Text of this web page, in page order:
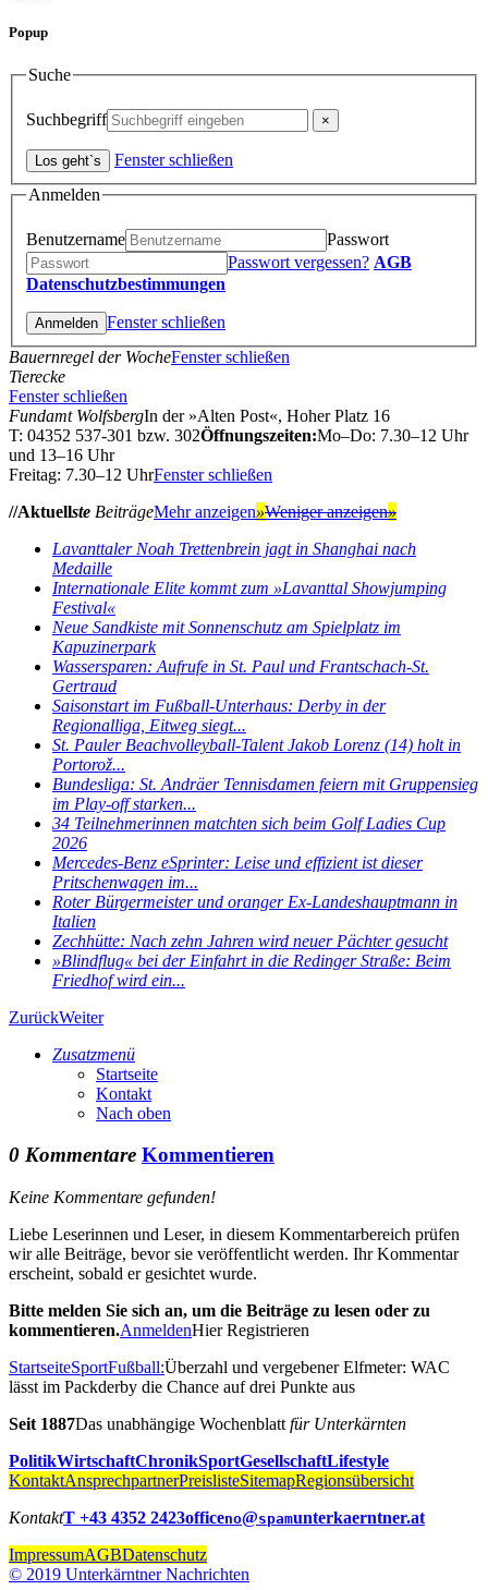
Popup
Suche
Suchbegriff
Fenster schließen
Anmelden
Benutzername
Passwort
Passwort vergessen? AGB
Datenschutzbestimmungen
Fenster schließen
Bauernregel der WocheFenster schließen
Tierecke
Fenster schließen
Fundamt WolfsbergIn der »Alten Post«, Hoher Platz 16
T: 04352 537-301 bzw. 302Öffnungszeiten:Mo–Do: 7.30–12 Uhr
und 13–16 Uhr
Freitag: 7.30–12 UhrFenster schließen
//Aktuellste BeiträgeMehr anzeigen»Weniger anzeigen»
Lavanttaler Noah Trettenbrein jagt in Shanghai nach
Medaille
Internationale Elite kommt zum »Lavanttal Showjumping
Festival«
Neue Sandkiste mit Sonnenschutz am Spielplatz im
Kapuzinerpark
Wassersparen: Aufrufe in St. Paul und Frantschach-St.
Gertraud
Saisonstart im Fußball-Unterhaus: Derby in der
Regionalliga, Eitweg siegt...
St. Pauler Beachvolleyball-Talent Jakob Lorenz (14) holt in
Portorož...
Bundesliga: St. Andräer Tennisdamen feiern mit Gruppensieg
im Play-off starken...
34 Teilnehmerinnen matchten sich beim Golf Ladies Cup
2026
Mercedes-Benz eSprinter: Leise und effizient ist dieser
Pritschenwagen im...
Roter Bürgermeister und oranger Ex-Landeshauptmann in
Italien
Zechhütte: Nach zehn Jahren wird neuer Pächter gesucht
»Blindflug« bei der Einfahrt in die Redinger Straße: Beim
Friedhof wird ein...
ZurückWeiter
Zusatzmenü
Startseite
Kontakt
Nach oben
0 Kommentare Kommentieren
Keine Kommentare gefunden!
Liebe Leserinnen und Leser, in diesem Kommentarbereich prüfen
wir alle Beiträge, bevor sie veröffentlicht werden. Ihr Kommentar
erscheint, sobald er gesichtet wurde.
Bitte melden Sie sich an, um die Beiträge zu lesen oder zu
kommentieren.AnmeldenHier Registrieren
StartseiteSportFußball:Überzahl und vergebener Elfmeter: WAC
lässt im Packderby die Chance auf drei Punkte aus
Seit 1887Das unabhängige Wochenblatt für Unterkärnten
PolitikWirtschaftChronikSportGesellschaftLifestyle
KontaktAnsprechpartnerPreislisteSitemapRegionsübersicht
KontaktT +43 4352 2423officeno@spamunterkaerntner.at
ImpressumAGBDatenschutz
© 2019 Unterkärntner Nachrichten